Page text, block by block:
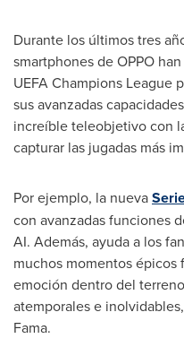
Durante los últimos tres
smartphones de OPPO
UEFA Champions League
sus avanzadas
increíble teleobjetivo con
capturar las jugadas más
Por ejemplo, la nueva
con avanzadas funciones
AI. Además, ayuda a los
muchos momentos
emoción dentro del
atemporales e
Fama.